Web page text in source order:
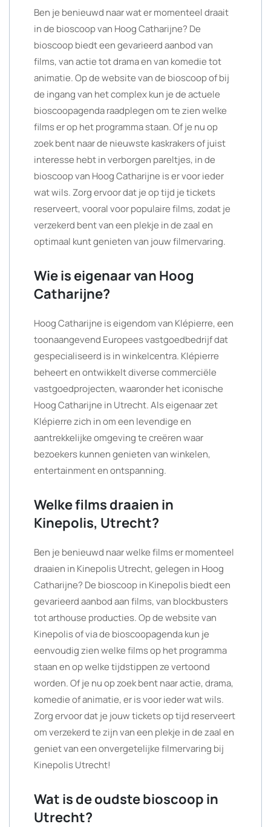
Ben je benieuwd naar wat er momenteel draait
in de bioscoop van Hoog Catharijne? De
bioscoop biedt een gevarieerd aanbod van
films, van actie tot drama en van komedie tot
animatie. Op de website van de bioscoop of bij
de ingang van het complex kun je de actuele
bioscoopagenda raadplegen om te zien welke
films er op het programma staan. Of je nu op
zoek bent naar de nieuwste kaskrakers of juist
interesse hebt in verborgen pareltjes, in de
bioscoop van Hoog Catharijne is er voor ieder
wat wils. Zorg ervoor dat je op tijd je tickets
reserveert, vooral voor populaire films, zodat je
verzekerd bent van een plekje in de zaal en
optimaal kunt genieten van jouw filmervaring.
Wie is eigenaar van Hoog
Catharijne?
Hoog Catharijne is eigendom van Klépierre, een
toonaangevend Europees vastgoedbedrijf dat
gespecialiseerd is in winkelcentra. Klépierre
beheert en ontwikkelt diverse commerciële
vastgoedprojecten, waaronder het iconische
Hoog Catharijne in Utrecht. Als eigenaar zet
Klépierre zich in om een levendige en
aantrekkelijke omgeving te creëren waar
bezoekers kunnen genieten van winkelen,
entertainment en ontspanning.
Welke films draaien in
Kinepolis, Utrecht?
Ben je benieuwd naar welke films er momenteel
draaien in Kinepolis Utrecht, gelegen in Hoog
Catharijne? De bioscoop in Kinepolis biedt een
gevarieerd aanbod aan films, van blockbusters
tot arthouse producties. Op de website van
Kinepolis of via de bioscoopagenda kun je
eenvoudig zien welke films op het programma
staan en op welke tijdstippen ze vertoond
worden. Of je nu op zoek bent naar actie, drama,
komedie of animatie, er is voor ieder wat wils.
Zorg ervoor dat je jouw tickets op tijd reserveert
om verzekerd te zijn van een plekje in de zaal en
geniet van een onvergetelijke filmervaring bij
Kinepolis Utrecht!
Wat is de oudste bioscoop in
Utrecht?